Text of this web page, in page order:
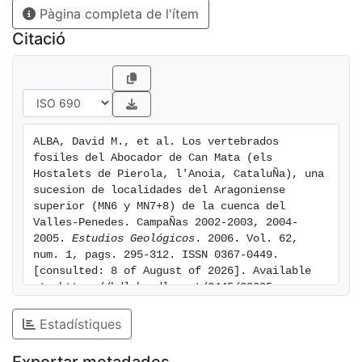
presenta por primera vez una lista exhaustiva del
conjunto de localidades y su contextualización
estratigráfica, además de una lista faunística
actualizada y una propuesta de biozonación local. La
gran riqueza fosilífera de la zona y el enorme esfuerzo
de muestreo, combinados con los requerimientos de la
paleontológico, explican el éxito de la intervención
paleontológica. En conjunto, la ampliación del
vertedero de Can Mata, con el adecuado control
paleontológico, proporciona una oportunidad única
para investigar la composición faunística de los
ecosistemas terrestres del Aragoniense superior en el
suroeste de Europa.
Pàgina completa de l'ítem
Citació
ALBA, David M., et al. Los vertebrados
fosiles del Abocador de Can Mata (els
Hostalets de Pierola, l'Anoia, CataluÑa), una
sucesion de localidades del Aragoniense
superior (MN6 y MN7+8) de la cuenca del
Valles-Penedes. CampaÑas 2002-2003, 2004-
2005. Estudios Geológicos . 2006. Vol. 62,
num. 1, pags. 295-312. ISSN 0367-0449.
[consulted: 8 of August of 2026]. Available
at: https://hdl.handle.net/2445/29605
Estadístiques